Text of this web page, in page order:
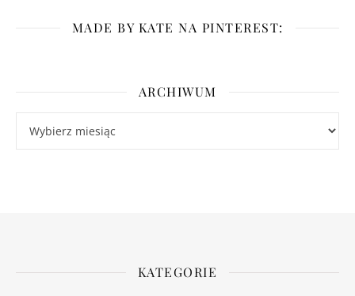
MADE BY KATE NA PINTEREST:
ARCHIWUM
KATEGORIE